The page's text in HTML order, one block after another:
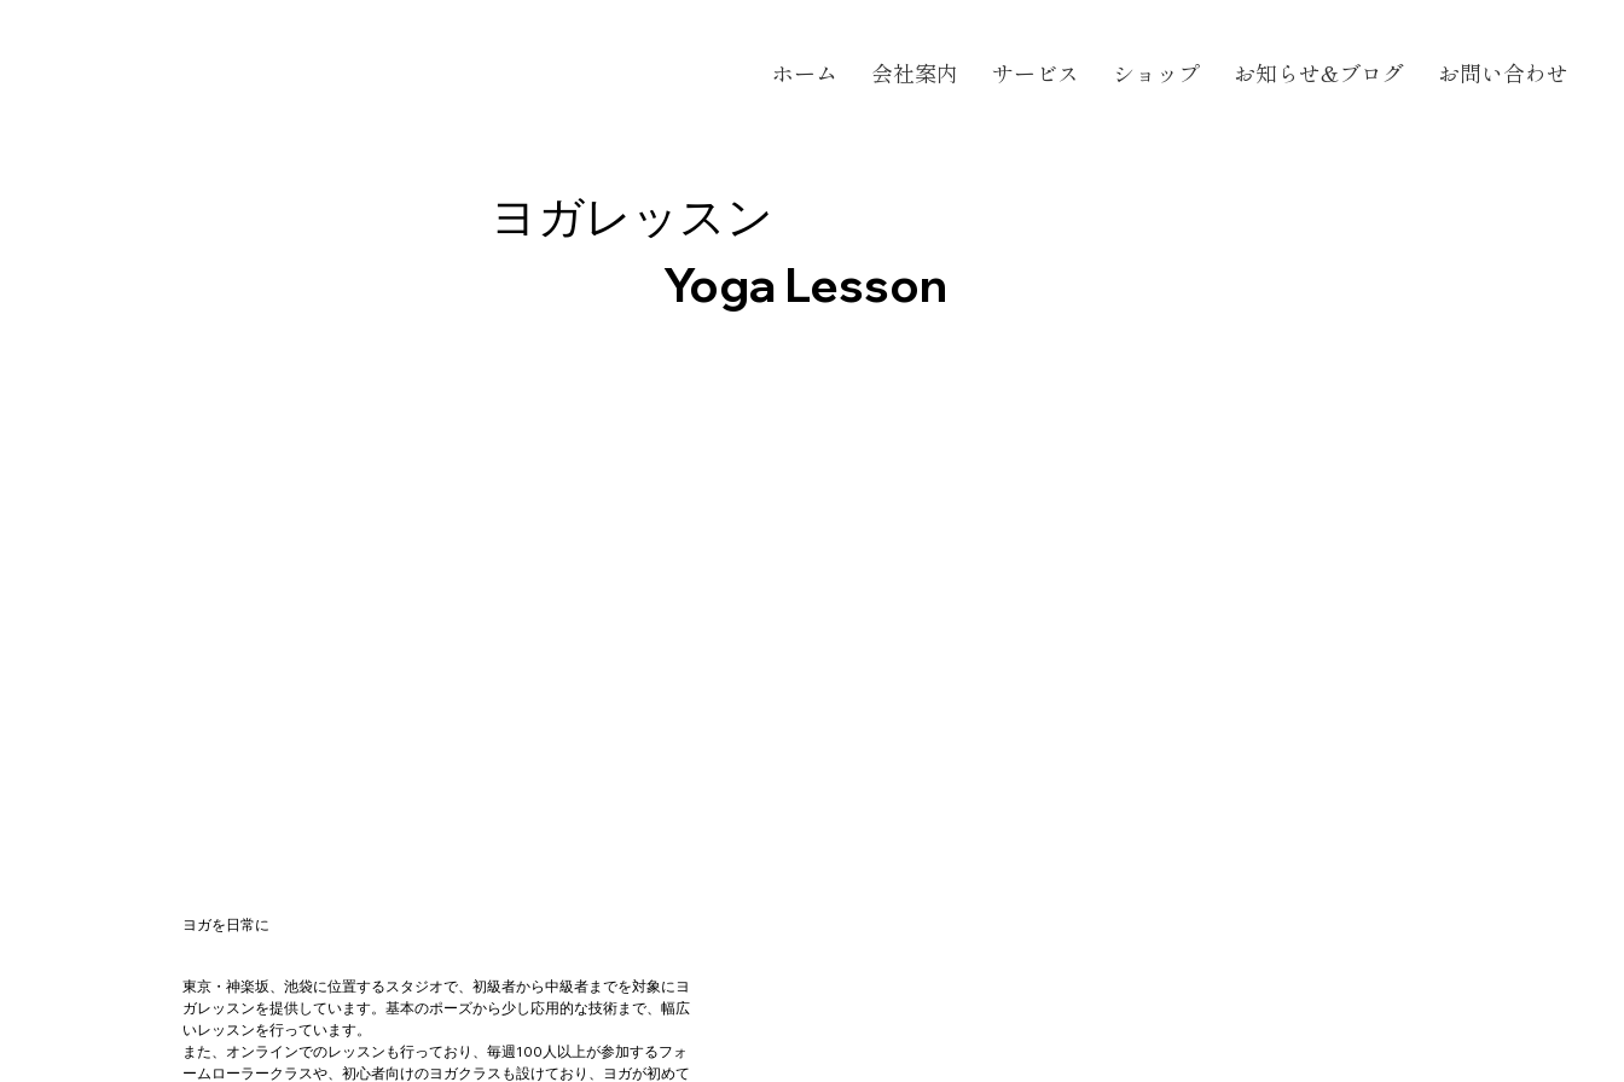
ホーム 会社案内 サービス ショップ お知らせ&ブログ お問い合わせ
ヨガレッスン
Yoga Lesson
​ヨガを日常に
東京・神楽坂、池袋に位置するスタジオで、初級者から中級者までを対象にヨ
ガレッスンを提供しています。基本のポーズから少し応用的な技術まで、幅広
いレッスンを行っています。
また、オンラインでのレッスンも行っており、毎週100人以上が参加するフォ
ームローラークラスや、初心者向けのヨガクラスも設けており、ヨガが初めて